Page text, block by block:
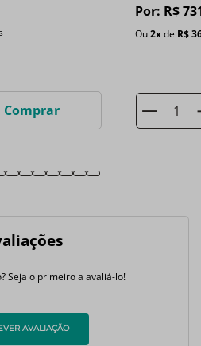
Comprar
Por: R$
Ou2xde R$
Seja o primeiro a avaliá-lo!
AVALIAÇÃO